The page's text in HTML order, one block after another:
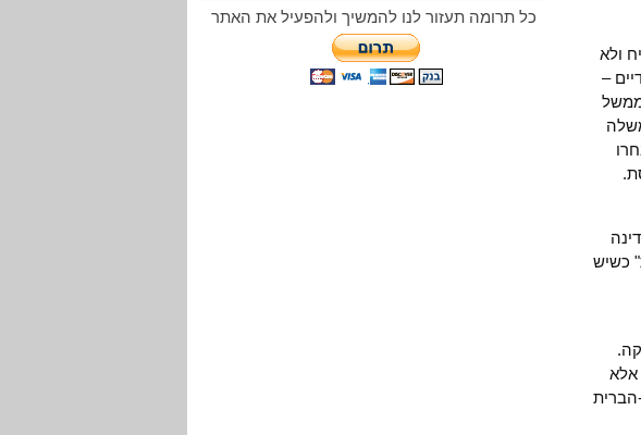
ולא
עולים יהודיים –
לממשל
כשיש
אלא
הברית
כל תרומה תעזור לנו להמשיך ולהפעיל את האתר